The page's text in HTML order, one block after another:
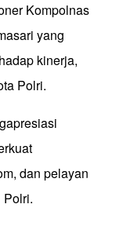
Kompolnas
yang
kinerja,
Polri.
dan pelayan
Polri.